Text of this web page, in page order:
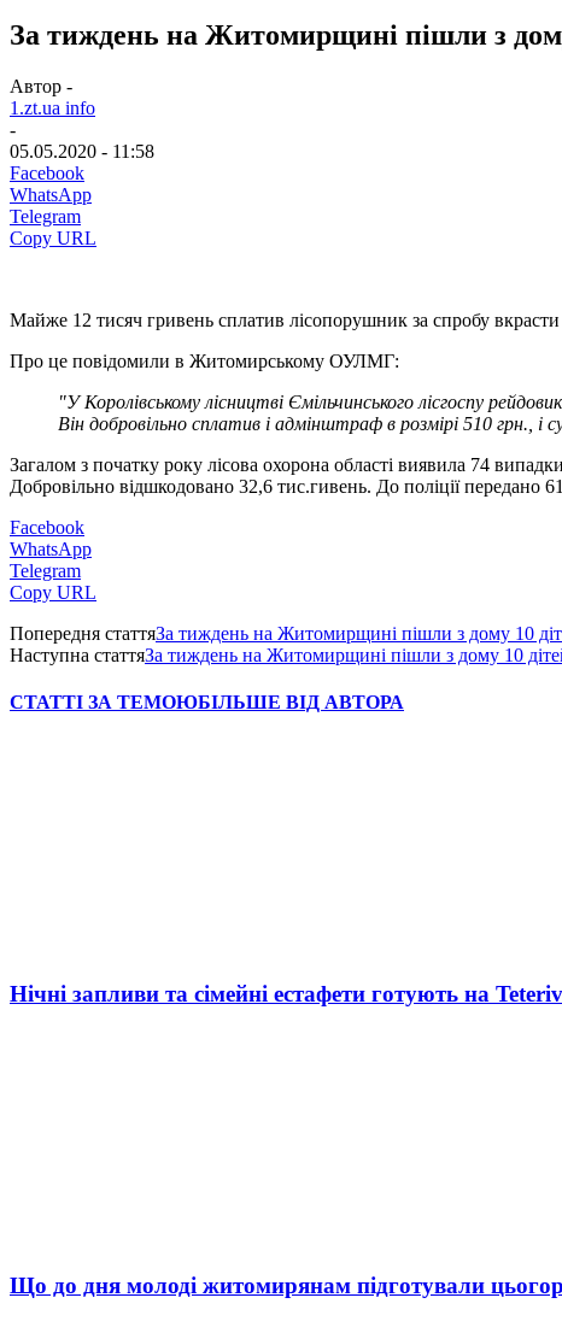
За тиждень на Житомирщині пішли з
Автор -
1.zt.ua info
-
05.05.2020 - 11:58
Facebook
WhatsApp
Telegram
Copy URL
Майже 12 тисяч гривень сплатив лісопорушник за спробу
Про це повідомили в Житомирському ОУЛМГ:
"У Королівському лісництві Ємільчинського лісгоспу
Він добровільно сплатив і адмінштраф в розмірі 510 грн., і
Загалом з початку року лісова охорона області виявила 74
Добровільно відшкодовано 32,6 тис.гивень. До поліції передано
Facebook
WhatsApp
Telegram
Copy URL
Попередня статтяЗа тиждень на Житомирщині пішли з дому 10
Наступна статтяЗа тиждень на Житомирщині пішли з дому 10
СТАТТІ ЗА ТЕМОЮБІЛЬШЕ ВІД АВТОРА
Нічні запливи та сімейні естафети готують на
Що до дня молоді житомирянам підготували